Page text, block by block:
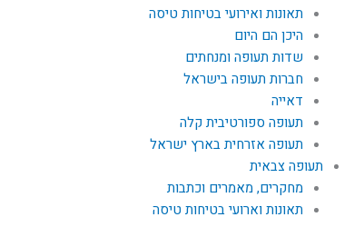
תאונות ואירועי בטיחות טיסה
היכן הם היום
שדות תעופה ומנחתים
חברות תעופה בישראל
דאייה
תעופה ספורטיבית קלה
תעופה אזרחית בארץ ישראל
תעופה צבאית
מחקרים, מאמרים וכתבות
תאונות וארועי בטיחות טיסה